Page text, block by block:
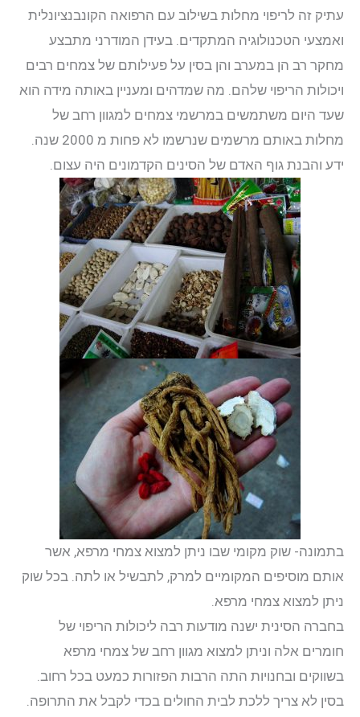
עתיק זה לריפוי מחלות בשילוב עם הרפואה הקונבנציונלית
ואמצעי הטכנולוגיה המתקדים. בעידן המודרני מתבצע
מחקר רב הן במערב והן בסין על פעילותם של צמחים רבים
ויכולות הריפוי שלהם. מה שמדהים ומעניין באותה מידה הוא
שעד היום משתמשים במרשמי צמחים למגוון רחב של
מחלות באותם מרשמים שנרשמו לא פחות מ 2000 שנה.
ידע והבנת גוף האדם של הסינים הקדמונים היה עצום.
בתמונה- שוק מקומי שבו ניתן למצוא צמחי מרפא, אשר
אותם מוסיפים המקומיים למרק, לתבשיל או לתה. בכל שוק
ניתן למצוא צמחי מרפא.
בחברה הסינית ישנה מודעות רבה ליכולות הריפוי של
חומרים אלה וניתן למצוא מגוון רחב של צמחי מרפא
בשווקים ובחנויות התה הרבות הפזורות כמעט בכל רחוב.
בסין לא צריך ללכת לבית החולים בכדי לקבל את התרופה.